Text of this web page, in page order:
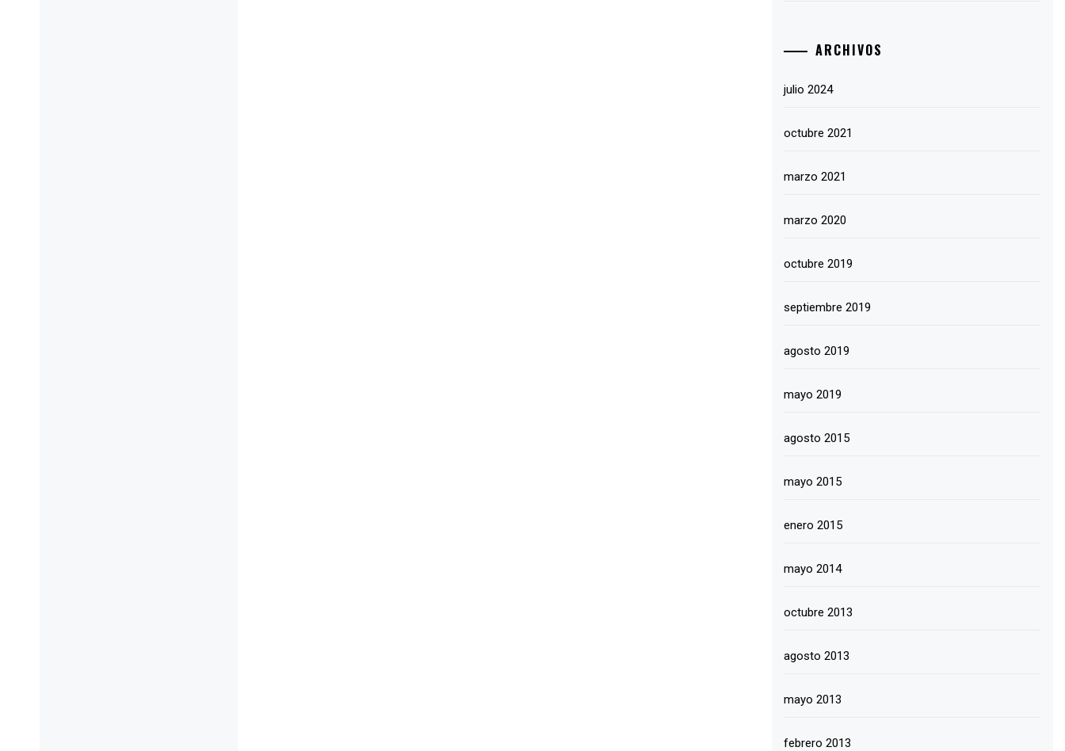
ARCHIVOS
julio 2024
octubre 2021
marzo 2021
marzo 2020
octubre 2019
septiembre 2019
agosto 2019
mayo 2019
agosto 2015
mayo 2015
enero 2015
mayo 2014
octubre 2013
agosto 2013
mayo 2013
febrero 2013